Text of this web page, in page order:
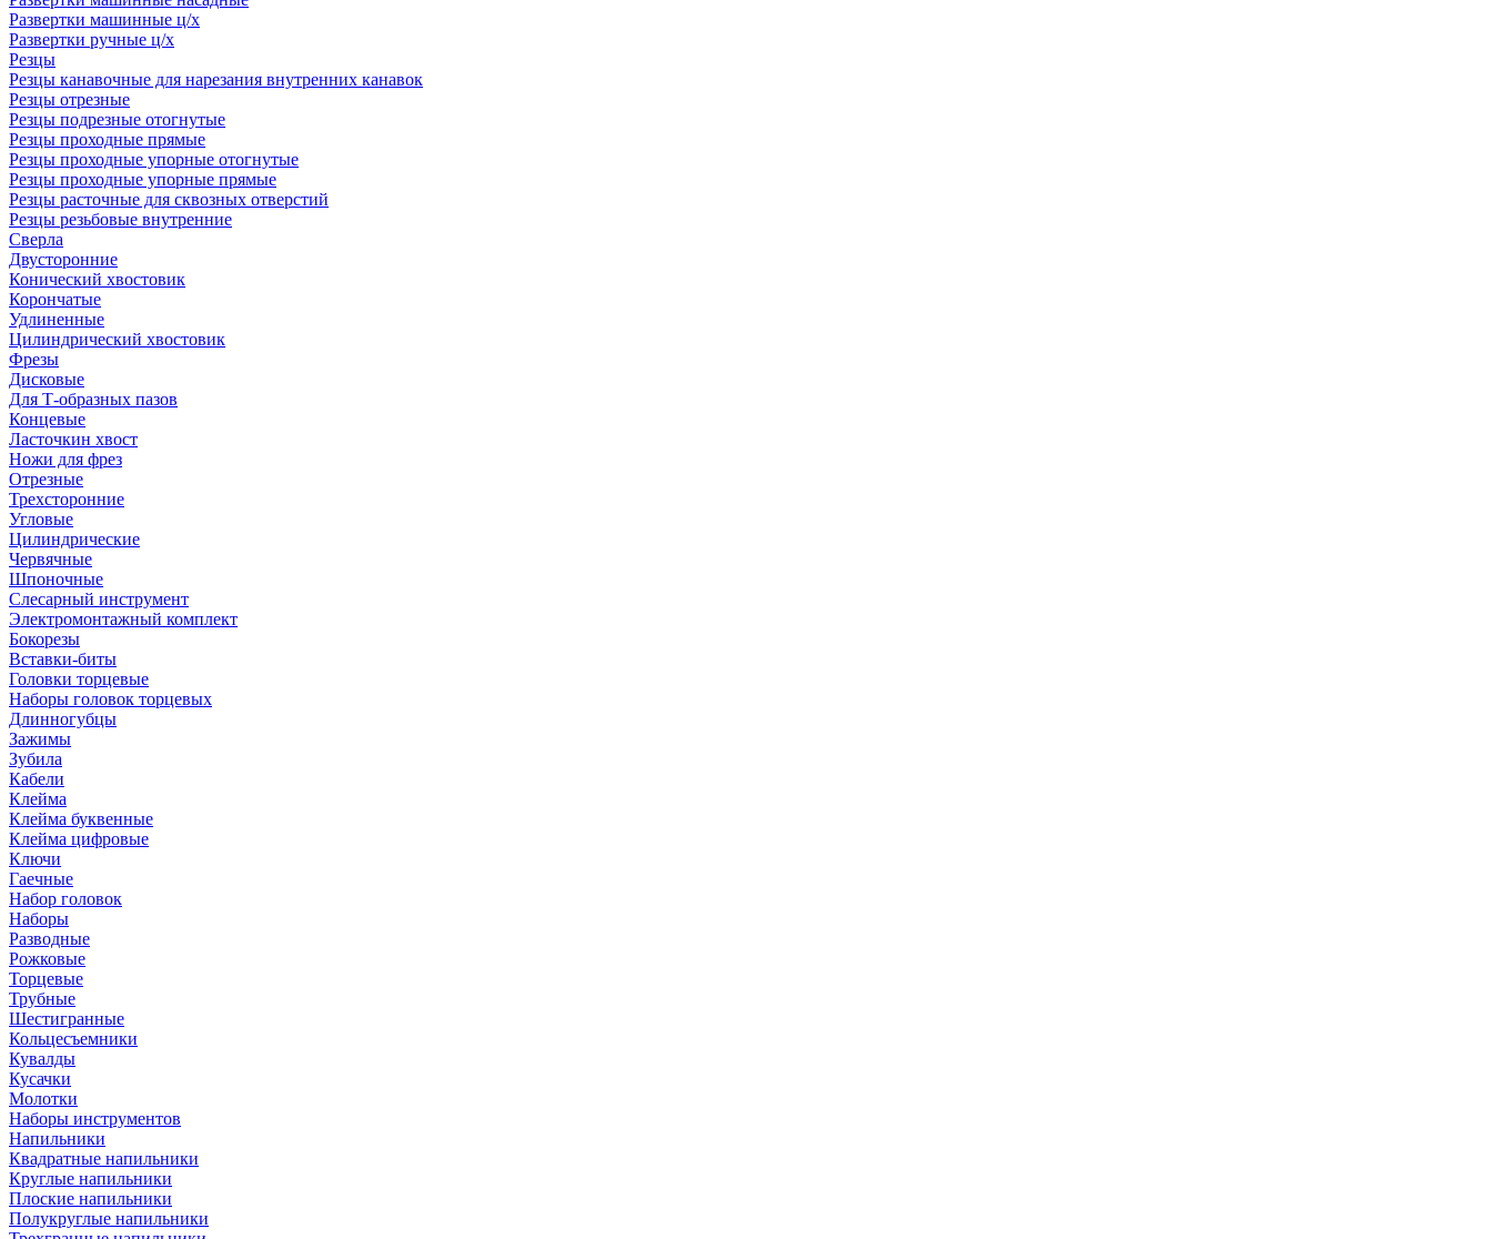
Развертки машинные ц/х
Развертки ручные ц/х
Резцы
Резцы канавочные для нарезания внутренних канавок
Резцы отрезные
Резцы подрезные отогнутые
Резцы проходные прямые
Резцы проходные упорные отогнутые
Резцы проходные упорные прямые
Резцы расточные для сквозных отверстий
Резцы резьбовые внутренние
Сверла
Двусторонние
Конический хвостовик
Корончатые
Удлиненные
Цилиндрический хвостовик
Фрезы
Дисковые
Для Т-образных пазов
Концевые
Ласточкин хвост
Ножи для фрез
Отрезные
Трехсторонние
Угловые
Цилиндрические
Червячные
Шпоночные
Слесарный инструмент
Электромонтажный комплект
Бокорезы
Вставки-биты
Головки торцевые
Наборы головок торцевых
Длинногубцы
Зажимы
Зубила
Кабели
Клейма
Клейма буквенные
Клейма цифровые
Ключи
Гаечные
Набор головок
Наборы
Разводные
Рожковые
Торцевые
Трубные
Шестигранные
Кольцесъемники
Кувалды
Кусачки
Молотки
Наборы инструментов
Напильники
Квадратные напильники
Круглые напильники
Плоские напильники
Полукруглые напильники